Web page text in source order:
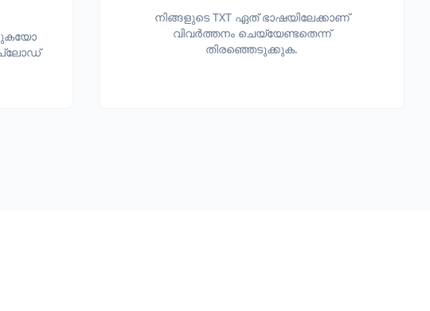
നിങ്ങളുടെ TXT ഏത് ഭാഷയിലേക്കാണ്
വിവർത്തനം ചെയ്യേണ്ടതെന്ന്
തിരഞ്ഞെടുക്കുക.